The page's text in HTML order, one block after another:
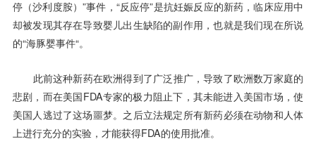
停（沙利度胺）”事件，“反应停”是抗妊娠反应的新药，临床应用中
却被发现其存在导致婴儿出生缺陷的副作用，也就是我们现在所说
的“海豚婴事件“。
此前这种新药在欧洲得到了广泛推广，导致了欧洲数万家庭的
悲剧，而在美国FDA专家的极力阻止下，其未能进入美国市场，使
美国人逃过了这场噩梦。之后立法规定所有新药必须在动物和人体
上进行充分的实验，才能获得FDA的使用批准。